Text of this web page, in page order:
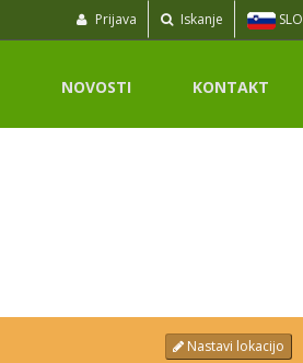
Prijava Iskanje SLO
NOVOSTI KONTAKT
Nastavi lokacijo